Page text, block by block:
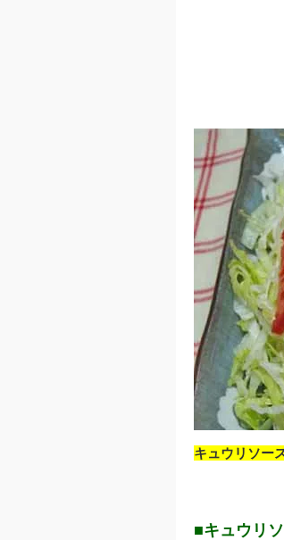
キュウリソー
■キュウリ